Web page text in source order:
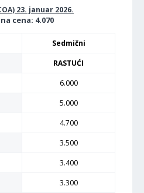
23. januar 2026.
cena: 4.070
Sedmični
RASTUĆI
6.000
5.000
4.700
3.500
3.400
3.300